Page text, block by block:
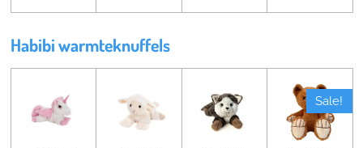
Habibi warmteknuffels
Sale!